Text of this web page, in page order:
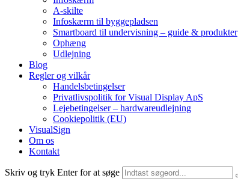
A-skilte
Infoskærm til byggepladsen
Smartboard til undervisning – guide & produkter
Ophæng
Udlejning
Blog
Regler og vilkår
Handelsbetingelser
Privatlivspolitik for Visual Display ApS
Lejebetingelser – hardwareudlejning
Cookiepolitik (EU)
VisualSign
Om os
Kontakt
Skriv og tryk Enter for at søge